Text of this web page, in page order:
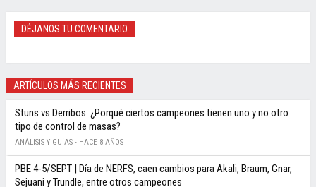
DÉJANOS TU COMENTARIO
ARTÍCULOS MÁS RECIENTES
Stuns vs Derribos: ¿Porqué ciertos campeones tienen uno y no otro
tipo de control de masas?
ANÁLISIS Y GUÍAS - HACE 8 AÑOS
PBE 4-5/SEPT | Día de NERFS, caen cambios para Akali, Braum, Gnar,
Sejuani y Trundle, entre otros campeones